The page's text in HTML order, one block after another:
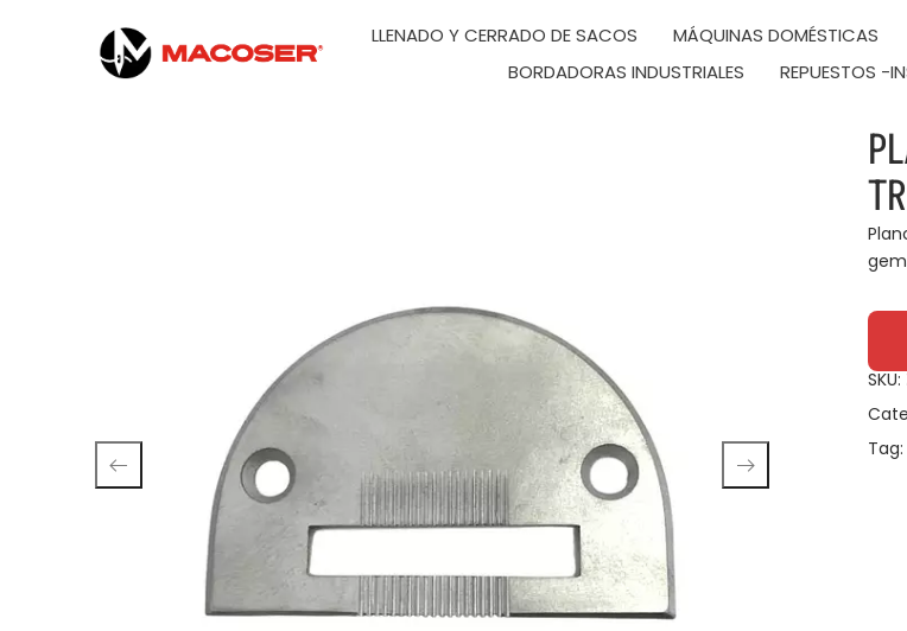
LLENADO Y CERRADO DE SACOS MÁQUINAS DOMÉSTICAS
BORDADORAS INDUSTRIALES
REPUESTOS -
SKU:
Tag: